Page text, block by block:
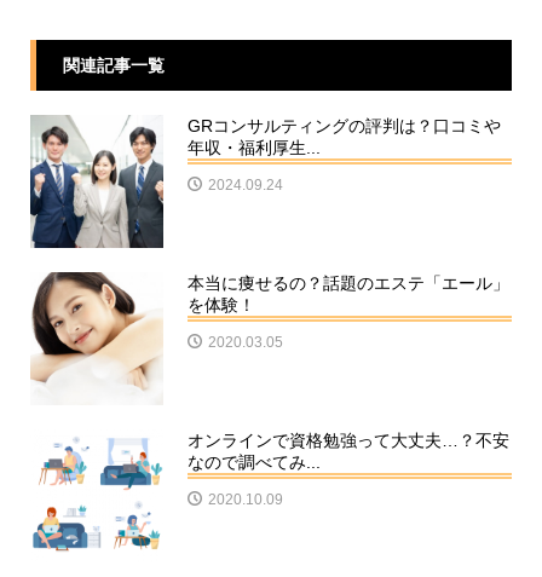
関連記事一覧
GRコンサルティングの評判は？口コミや
年収・福利厚生...
2024.09.24
本当に痩せるの？話題のエステ「エール」
を体験！
2020.03.05
オンラインで資格勉強って大丈夫…？不安
なので調べてみ...
2020.10.09